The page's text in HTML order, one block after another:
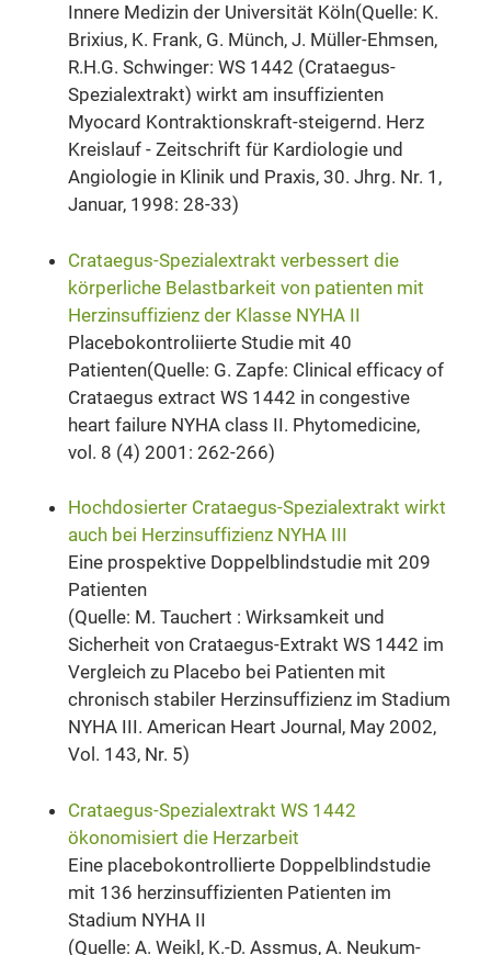
Innere Medizin der Universität Köln(Quelle: K.
Brixius, K. Frank, G. Münch, J. Müller-Ehmsen,
R.H.G. Schwinger: WS 1442 (Crataegus-
Spezialextrakt) wirkt am insuffizienten
Myocard Kontraktionskraft-steigernd. Herz
Kreislauf - Zeitschrift für Kardiologie und
Angiologie in Klinik und Praxis, 30. Jhrg. Nr. 1,
Januar, 1998: 28-33)
Crataegus-Spezialextrakt verbessert die
körperliche Belastbarkeit von patienten mit
Herzinsuffizienz der Klasse NYHA II
Placebokontroliierte Studie mit 40
Patienten(Quelle: G. Zapfe: Clinical efficacy of
Crataegus extract WS 1442 in congestive
heart failure NYHA class II. Phytomedicine,
vol. 8 (4) 2001: 262-266)
Hochdosierter Crataegus-Spezialextrakt wirkt
auch bei Herzinsuffizienz NYHA III
Eine prospektive Doppelblindstudie mit 209
Patienten
(Quelle: M. Tauchert : Wirksamkeit und
Sicherheit von Crataegus-Extrakt WS 1442 im
Vergleich zu Placebo bei Patienten mit
chronisch stabiler Herzinsuffizienz im Stadium
NYHA III. American Heart Journal, May 2002,
Vol. 143, Nr. 5)
Crataegus-Spezialextrakt WS 1442
ökonomisiert die Herzarbeit
Eine placebokontrollierte Doppelblindstudie
mit 136 herzinsuffizienten Patienten im
Stadium NYHA II
(Quelle: A. Weikl, K.-D. Assmus, A. Neukum-